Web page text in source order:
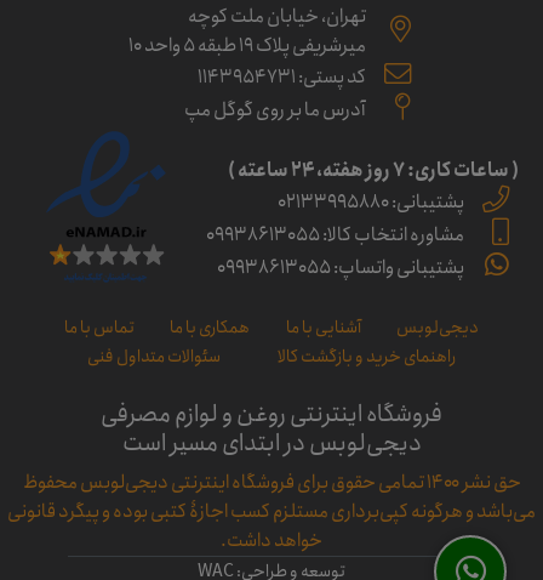
تهران، خیابان ملت کوچه
میرشریفی پلاک 19 طبقه 5 واحد 10
کد پستی: 1143954731
آدرس ما بر روی گوگل مپ
( ساعات کاری: ۷ روز ﻫﻔﺘﻪ، ۲۴ ﺳﺎﻋﺘﻪ )
پشتیبانی: 02133995880
مشاوره انتخاب کالا: 09938613055
پشتیبانی واتساپ: 09938613055
دیجی‌لوبس آشنایی با ما همکاری با ما
تماس با ما
راهنمای خرید و بازگشت کالا
سئوالات متداول فنی
فروشگاه اینترنتی روغن و لوازم مصرفی
دیجی‌لوبس در ابتدای مسیر است
حق نشر ۱۴۰۰ تمامی حقوق برای فروشگاه اینترنتی دیجی‌لوبس محفوظ
می‌باشد و هرگونه کپی‌برداری مستلزم کسب اجازۀ کتبی بوده و پیگرد قانونی
خواهد داشت.
توسعه و طراحی: WAC